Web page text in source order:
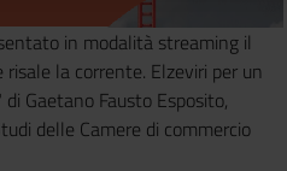
in modalità streaming il
la corrente. Elzeviri per un
Gaetano Fausto Esposito,
delle Camere di commercio